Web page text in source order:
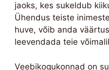
jaoks, kes sukeldub
Ühendus teiste
huve, võib anda
leevendada teie
Veebikogukonnad on